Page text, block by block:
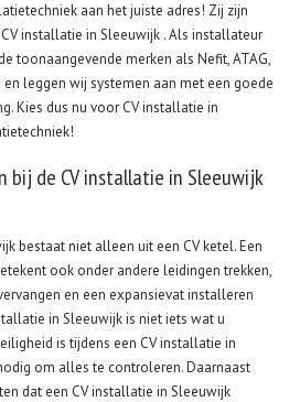
aan het juiste adres! Zij zijn
installatie in Sleeuwijk . Als installateur
toonaangevende merken als Nefit, ATAG,
en leggen wij systemen aan met een goede
Kies dus nu voor CV installatie in
bij de CV installatie in Sleeuwijk
bestaat niet alleen uit een CV ketel. Een
ook onder andere leidingen trekken,
en een expansievat installeren
in Sleeuwijk is niet iets wat u
is tijdens een CV installatie in
om alles te controleren. Daarnaast
dat een CV installatie in Sleeuwijk